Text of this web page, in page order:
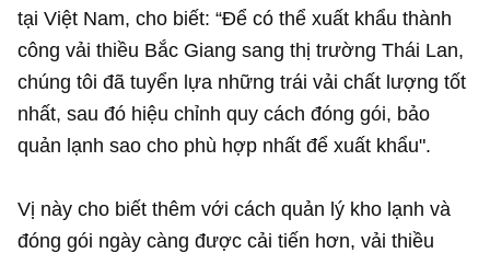
tại Việt Nam, cho biết: “Để có thể xuất khẩu thành
công vải thiều Bắc Giang sang thị trường Thái Lan,
chúng tôi đã tuyển lựa những trái vải chất lượng tốt
nhất, sau đó hiệu chỉnh quy cách đóng gói, bảo
quản lạnh sao cho phù hợp nhất để xuất khẩu".
Vị này cho biết thêm với cách quản lý kho lạnh và
đóng gói ngày càng được cải tiến hơn, vải thiều